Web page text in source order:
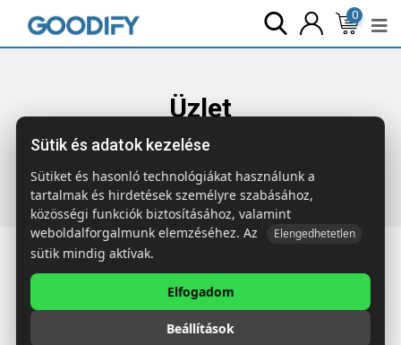
0
Üzlet
Főoldal Termékek
Kiegészítők
POWEREIGHT 8000 mAh napelemes töltő
Étkezés & Ivás
Wellness & Ápolás
Sütik és adatok kezelése
Sütiket és hasonló technológiákat használunk a
tartalmak és hirdetések személyre szabásához,
közösségi funkciók biztosításához, valamint
weboldalforgalmunk elemzéséhez. Az
Elengedhetetlen
sütik mindig aktívak.
Elfogadom
Beállítások